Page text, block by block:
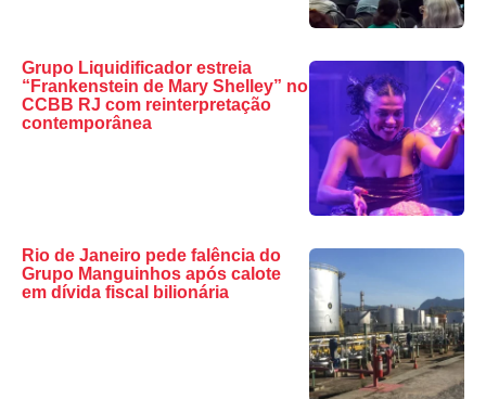
Grupo Liquidificador estreia
“Frankenstein de Mary Shelley” no
CCBB RJ com reinterpretação
contemporânea
Rio de Janeiro pede falência do
Grupo Manguinhos após calote
em dívida fiscal bilionária